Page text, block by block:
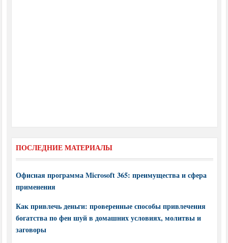
ПОСЛЕДНИЕ МАТЕРИАЛЫ
Офисная программа Microsoft 365: преимущества и сфера
применения
Как привлечь деньги: проверенные способы привлечения
богатства по фен шуй в домашних условиях, молитвы и
заговоры